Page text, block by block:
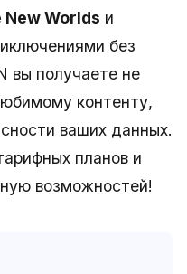
Worlds и
без
вы получаете не
контенту,
ваших данных.
планов и
возможностей!